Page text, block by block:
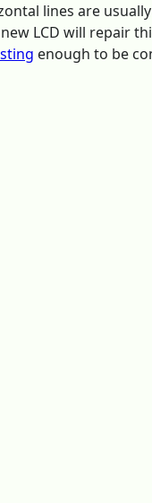
lines are
LCD will repair
enough to be